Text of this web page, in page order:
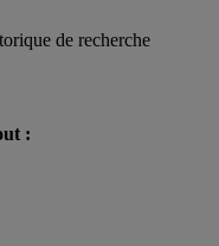
de recherche
: